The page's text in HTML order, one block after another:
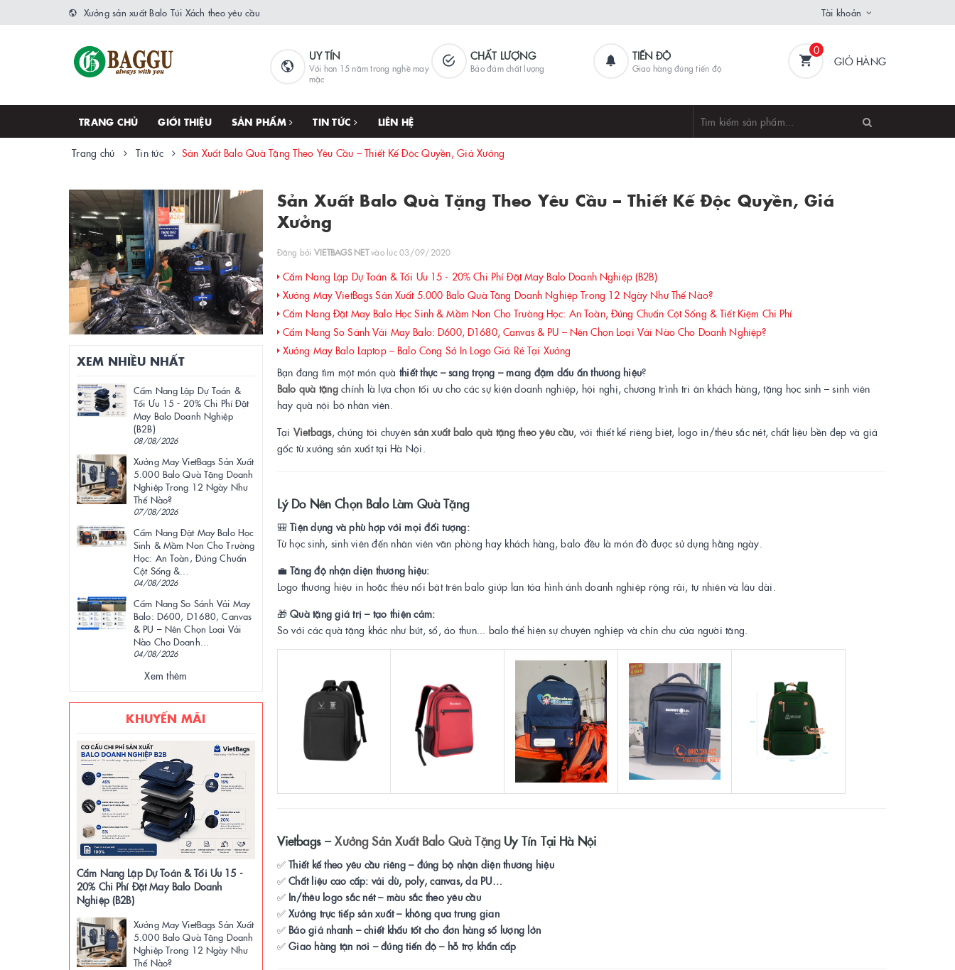
Xưởng sản xuất Balo Túi Xách theo yêu cầu Tài khoản
UY TÍN
Với hơn 15 năm trong nghề may
mặc
CHẤT LƯỢNG
Bảo đảm chất lượng
TIẾN ĐỘ
Giao hàng đúng tiến độ
0
GIỎ HÀNG
TRANG CHỦ GIỚI THIỆU SẢN PHẨM TIN TỨC LIÊN HỆ
Trang chủ Tin tức Sản Xuất Balo Quà Tặng Theo Yêu Cầu – Thiết Kế Độc Quyền, Giá Xưởng
Sản Xuất Balo Quà Tặng Theo Yêu Cầu – Thiết Kế Độc Quyền, Giá
Xưởng
Đăng bởi VIETBAGS NETvào lúc 03/09/2020
Cẩm Nang Lập Dự Toán & Tối Ưu 15 - 20% Chi Phí Đặt May Balo Doanh Nghiệp (B2B)
Xưởng May VietBags Sản Xuất 5.000 Balo Quà Tặng Doanh Nghiệp Trong 12 Ngày Như Thế Nào?
Cẩm Nang Đặt May Balo Học Sinh & Mầm Non Cho Trường Học: An Toàn, Đúng Chuẩn Cột Sống & Tiết Kiệm Chi Phí
Cẩm Nang So Sánh Vải May Balo: D600, D1680, Canvas & PU – Nên Chọn Loại Vải Nào Cho Doanh Nghiệp?
Xưởng May Balo Laptop – Balo Công Sở In Logo Giá Rẻ Tại Xưởng
Bạn đang tìm một món quà thiết thực – sang trọng – mang đậm dấu ấn thương hiệu?
Balo quà tặngchính là lựa chọn tối ưu cho các sự kiện doanh nghiệp, hội nghị, chương trình tri ân khách hàng, tặng học sinh – sinh viên
hay quà nội bộ nhân viên.
Tại Vietbags, chúng tôi chuyênsản xuất balo quà tặng theo yêu cầu, với thiết kế riêng biệt, logo in/thêu sắc nét, chất liệu bền đẹp và giá
gốc từ xưởng sản xuất tại Hà Nội.
Lý Do Nên Chọn Balo Làm Quà Tặng
🎒 Tiện dụng và phù hợp với mọi đối tượng:
Từ học sinh, sinh viên đến nhân viên văn phòng hay khách hàng, balo đều là món đồ được sử dụng hằng ngày.
💼 Tăng độ nhận diện thương hiệu:
Logo thương hiệu in hoặc thêu nổi bật trên balo giúp lan tỏa hình ảnh doanh nghiệp rộng rãi, tự nhiên và lâu dài.
🎁 Quà tặng giá trị – tạo thiện cảm:
So với các quà tặng khác như bút, sổ, áo thun... balo thể hiện sự chuyên nghiệp và chỉn chu của người tặng.
Vietbags –Xưởng Sản Xuất Balo Quà TặngUy Tín Tại Hà Nội
✅ Thiết kế theo yêu cầu riêng – đúng bộ nhận diện thương hiệu
✅ Chất liệu cao cấp: vải dù, poly, canvas, da PU…
✅ In/thêu logo sắc nét – màu sắc theo yêu cầu
✅ Xưởng trực tiếp sản xuất – không qua trung gian
✅ Báo giá nhanh – chiết khấu tốt cho đơn hàng số lượng lớn
✅ Giao hàng tận nơi – đúng tiến độ – hỗ trợ khẩn cấp
XEM NHIỀU NHẤT
Cẩm Nang Lập Dự Toán &
Tối Ưu 15 - 20% Chi Phí Đặt
May Balo Doanh Nghiệp
(B2B)
08/08/2026
Xưởng May VietBags Sản Xuất
5.000 Balo Quà Tặng Doanh
Nghiệp Trong 12 Ngày Như
Thế Nào?
07/08/2026
Cẩm Nang Đặt May Balo Học
Sinh & Mầm Non Cho Trường
Học: An Toàn, Đúng Chuẩn
Cột Sống &...
04/08/2026
Cẩm Nang So Sánh Vải May
Balo: D600, D1680, Canvas
& PU – Nên Chọn Loại Vải
Nào Cho Doanh...
04/08/2026
Xem thêm
KHUYẾN MÃI
Cẩm Nang Lập Dự Toán & Tối Ưu 15 -
20% Chi Phí Đặt May Balo Doanh
Nghiệp (B2B)
Xưởng May VietBags Sản Xuất
5.000 Balo Quà Tặng Doanh
Nghiệp Trong 12 Ngày Như
Thế Nào?